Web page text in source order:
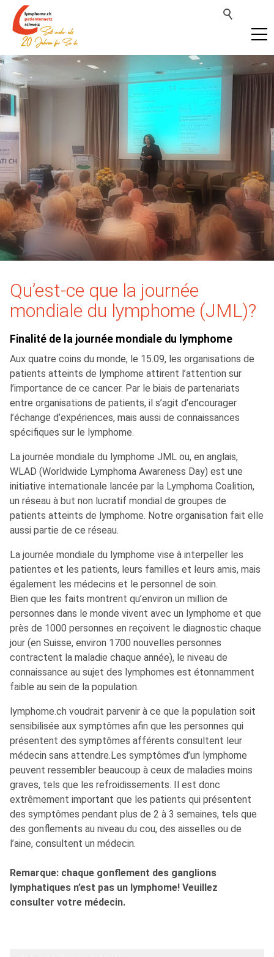
Qu’est-ce que la journée
mondiale du lymphome (JML)?
Finalité de la journée mondiale du lymphome
Aux quatre coins du monde, le 15.09, les organisations de
patients atteints de lymphome attirent l’attention sur
l’importance de ce cancer. Par le biais de partenariats
entre organisations de patients, il s’agit d’encourager
l’échange d’expériences, mais aussi de connaissances
spécifiques sur le lymphome.
La journée mondiale du lymphome JML ou, en anglais,
WLAD (Worldwide Lymphoma Awareness Day) est une
initiative internationale lancée par la Lymphoma Coalition,
un réseau à but non lucratif mondial de groupes de
patients atteints de lymphome. Notre organisation fait elle
aussi partie de ce réseau.
La journée mondiale du lymphome vise à interpeller les
patientes et les patients, leurs familles et leurs amis, mais
également les médecins et le personnel de soin.
Bien que les faits montrent qu’environ un million de
personnes dans le monde vivent avec un lymphome et que
près de 1000 personnes en reçoivent le diagnostic chaque
jour (en Suisse, environ 1700 nouvelles personnes
contractent la maladie chaque année), le niveau de
connaissance au sujet des lymphomes est étonnamment
faible au sein de la population.
lymphome.ch voudrait parvenir à ce que la population soit
sensibilisée aux symptômes afin que les personnes qui
présentent des symptômes afférents consultent leur
médecin sans attendre.Les symptômes d’un lymphome
peuvent ressembler beaucoup à ceux de maladies moins
graves, tels que les refroidissements. Il est donc
extrêmement important que les patients qui présentent
des symptômes pendant plus de 2 à 3 semaines, tels que
des gonflements au niveau du cou, des aisselles ou de
l’aine, consultent un médecin.
Remarque: chaque gonflement des ganglions
lymphatiques n’est pas un lymphome! Veuillez
consulter votre médecin.